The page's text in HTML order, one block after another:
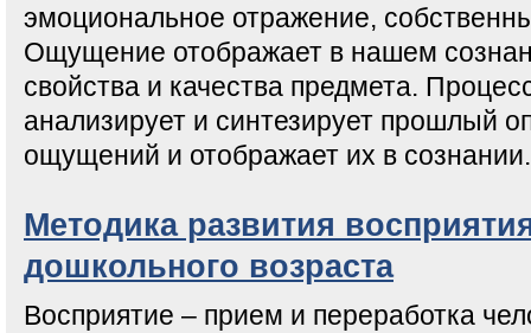
эмоциональное отражение,
Ощущение отображает в нашем
свойства и качества предмета.
анализирует и синтезирует прошлый
ощущений и отображает их в сознании.
Методика развития
дошкольного возраста
Восприятие – прием и переработка